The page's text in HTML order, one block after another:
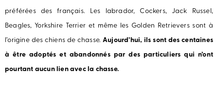
préférées des français. Les labrador, Cockers, Jack Russel,
Beagles, Yorkshire Terrier et même les Golden Retrievers sont à
l’origine des chiens de chasse. Aujourd’hui, ils sont des centaines
à être adoptés et abandonnés par des particuliers qui n’ont
pourtant aucun lien avec la chasse.